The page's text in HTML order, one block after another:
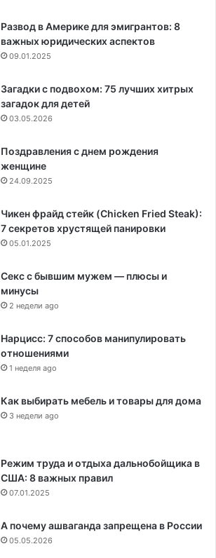
Развод в Америке для эмигрантов: 8
важных юридических аспектов
09.01.2025
Загадки с подвохом: 75 лучших хитрых
загадок для детей
03.05.2026
Поздравления с днем рождения
женщине
24.09.2025
Чикен фрайд стейк (Chicken Fried Steak):
7 секретов хрустящей панировки
05.01.2025
Секс с бывшим мужем — плюсы и
минусы
2 недели ago
Нарцисс: 7 способов манипулировать
отношениями
1 неделя ago
Как выбирать мебель и товары для дома
3 недели ago
Режим труда и отдыха дальнобойщика в
США: 8 важных правил
07.01.2025
А почему ашваганда запрещена в России
05.05.2026